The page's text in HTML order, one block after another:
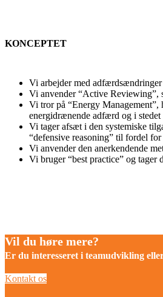
KONCEPTET
Vi arbejder med adfærdsændringer
Vi anvender “Active Reviewing”,
Vi tror på “Energy Management”,
energidrænende adfærd og i stedet
Vi tager afsæt i den systemiske
“defensive reasoning” til fordel
Vi anvender den anerkendende
Vi bruger “best practice” og tager
Vil du høre mere?
Er du interesseret i teamudvikling
Kontakt os